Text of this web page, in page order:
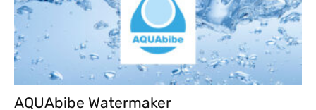
AQUAbibe Watermaker